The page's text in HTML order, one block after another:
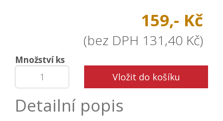
159,- Kč
(bez DPH 131,40 Kč)
Množství ks
Vložit do košíku
Detailní popis